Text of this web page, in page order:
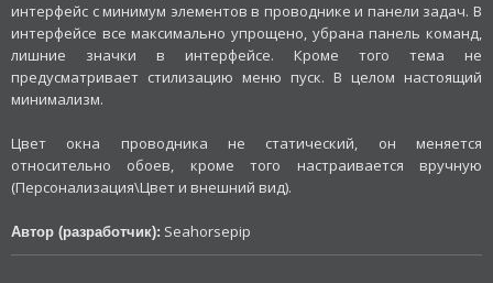
интерфейс с минимум элементов в проводнике и панели задач. В
интерфейсе все максимально упрощено, убрана панель команд,
лишние значки в интерфейсе. Кроме того тема не
предусматривает стилизацию меню пуск. В целом настоящий
минимализм.
Цвет окна проводника не статический, он меняется
относительно обоев, кроме того настраивается вручную
(Персонализация\Цвет и внешний вид).
Автор (разработчик): Seahorsepip